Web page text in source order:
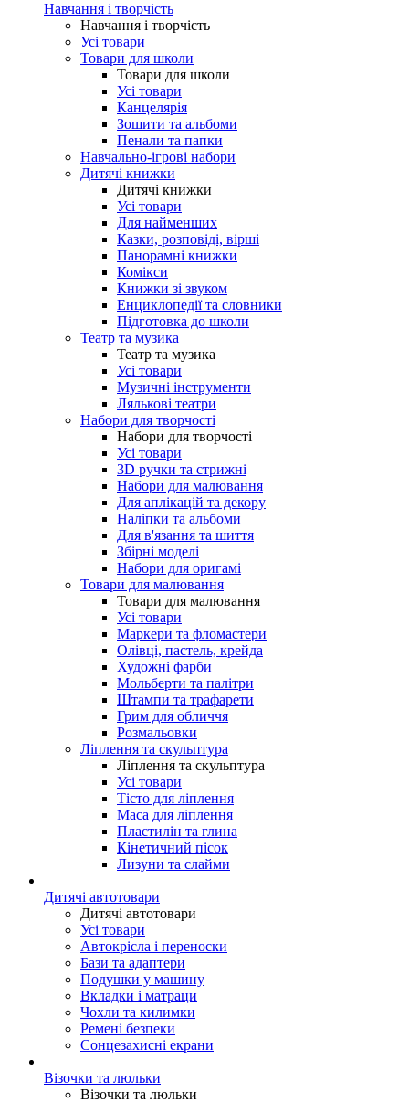
Навчання і творчість
Навчання і творчість
Усі товари
Товари для школи
Товари для школи
Усі товари
Канцелярія
Зошити та альбоми
Пенали та папки
Навчально-ігрові набори
Дитячі книжки
Дитячі книжки
Усі товари
Для найменших
Казки, розповіді, вірші
Панорамні книжки
Комікси
Книжки зі звуком
Енциклопедії та словники
Підготовка до школи
Театр та музика
Театр та музика
Усі товари
Музичні інструменти
Лялькові театри
Набори для творчості
Набори для творчості
Усі товари
3D ручки та стрижні
Набори для малювання
Для аплікацій та декору
Наліпки та альбоми
Для в'язання та шиття
Збірні моделі
Набори для оригамі
Товари для малювання
Товари для малювання
Усі товари
Маркери та фломастери
Олівці, пастель, крейда
Художні фарби
Мольберти та палітри
Штампи та трафарети
Грим для обличчя
Розмальовки
Ліплення та скульптура
Ліплення та скульптура
Усі товари
Тісто для ліплення
Маса для ліплення
Пластилін та глина
Кінетичний пісок
Лизуни та слайми
Дитячі автотовари
Дитячі автотовари
Усі товари
Автокрісла і переноски
Бази та адаптери
Подушки у машину
Вкладки і матраци
Чохли та килимки
Ремені безпеки
Сонцезахисні екрани
Візочки та люльки
Візочки та люльки